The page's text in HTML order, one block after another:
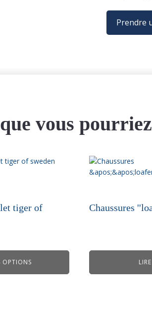
Prendre
vous
tiger of
OPTIONS
Chaussures